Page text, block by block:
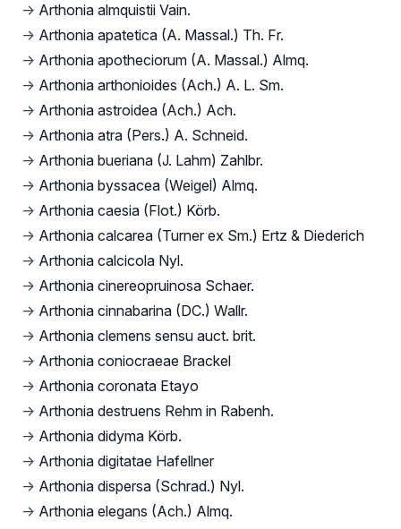
→ Arthonia almquistii Vain.
→ Arthonia apatetica (A. Massal.) Th. Fr.
→ Arthonia apotheciorum (A. Massal.) Almq.
→ Arthonia arthonioides (Ach.) A. L. Sm.
→ Arthonia astroidea (Ach.) Ach.
→ Arthonia atra (Pers.) A. Schneid.
→ Arthonia bueriana (J. Lahm) Zahlbr.
→ Arthonia byssacea (Weigel) Almq.
→ Arthonia caesia (Flot.) Körb.
→ Arthonia calcarea (Turner ex Sm.) Ertz & Diederich
→ Arthonia calcicola Nyl.
→ Arthonia cinereopruinosa Schaer.
→ Arthonia cinnabarina (DC.) Wallr.
→ Arthonia clemens sensu auct. brit.
→ Arthonia coniocraeae Brackel
→ Arthonia coronata Etayo
→ Arthonia destruens Rehm in Rabenh.
→ Arthonia didyma Körb.
→ Arthonia digitatae Hafellner
→ Arthonia dispersa (Schrad.) Nyl.
→ Arthonia elegans (Ach.) Almq.